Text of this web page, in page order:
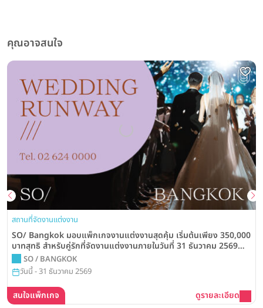
คุณอาจสนใจ
สถานที่จัดงานแต่งงาน
SO/ Bangkok มอบแพ็กเกจงานแต่งงานสุดคุ้ม เริ่มต้นเพียง 350,000
บาทสุทธิ สำหรับคู่รักที่จัดงานแต่งงานภายในวันที่ 31 ธันวาคม 2569
พร้อมสิทธิพิเศษมากมาย
SO / BANGKOK
วันนี้ - 31 ธันวาคม 2569
สนใจแพ็กเกจ ดูรายละเอียด